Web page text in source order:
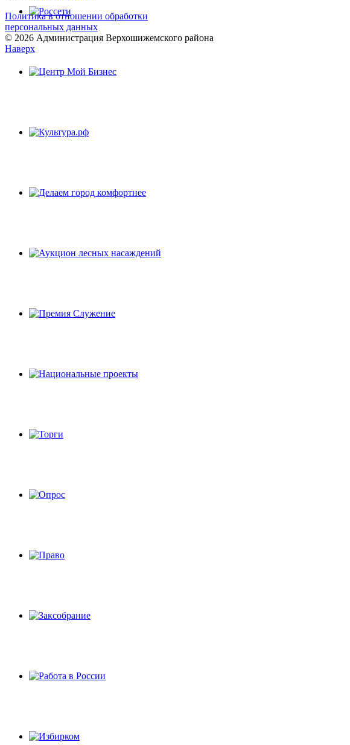
Политика в отношении обработки
персональных данных
© 2026 Администрация Верхошижемского района
Наверх